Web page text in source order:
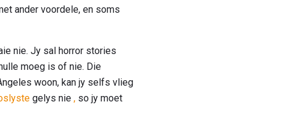
ander voordele, en soms
nie. Jy sal horror stories
moeg is of nie. Die
woon, kan jy selfs vlieg
gelys nie , so jy moet